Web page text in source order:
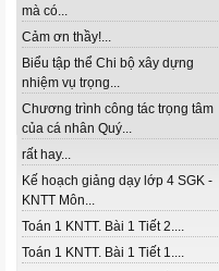
mà có...
Cảm ơn thầy!...
Biểu tập thể Chi bộ xây dựng
nhiệm vụ trọng...
Chương trình công tác trọng tâm
của cá nhân Quý...
rất hay...
Kế hoạch giảng dạy lớp 4 SGK -
KNTT Môn...
Toán 1 KNTT. Bài 1 Tiết 2....
Toán 1 KNTT. Bài 1 Tiết 1....